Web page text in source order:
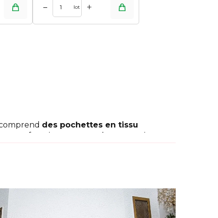
– lot +
des pochettes en tissu
en feutrine rouge et des accessoires
et profitez pleinement de l'ambiance de